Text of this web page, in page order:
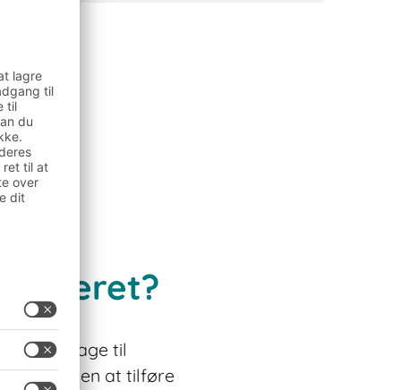
lageret?
skal bidrage til
uden at tilføre